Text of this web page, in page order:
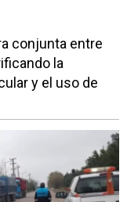
conjunta entre
la
y el uso de